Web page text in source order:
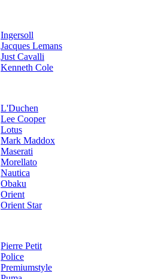
Ingersoll
Jacques Lemans
Just Cavalli
Kenneth Cole
L'Duchen
Lee Cooper
Lotus
Mark Maddox
Maserati
Morellato
Nautica
Obaku
Orient
Orient Star
Pierre Petit
Police
Premiumstyle